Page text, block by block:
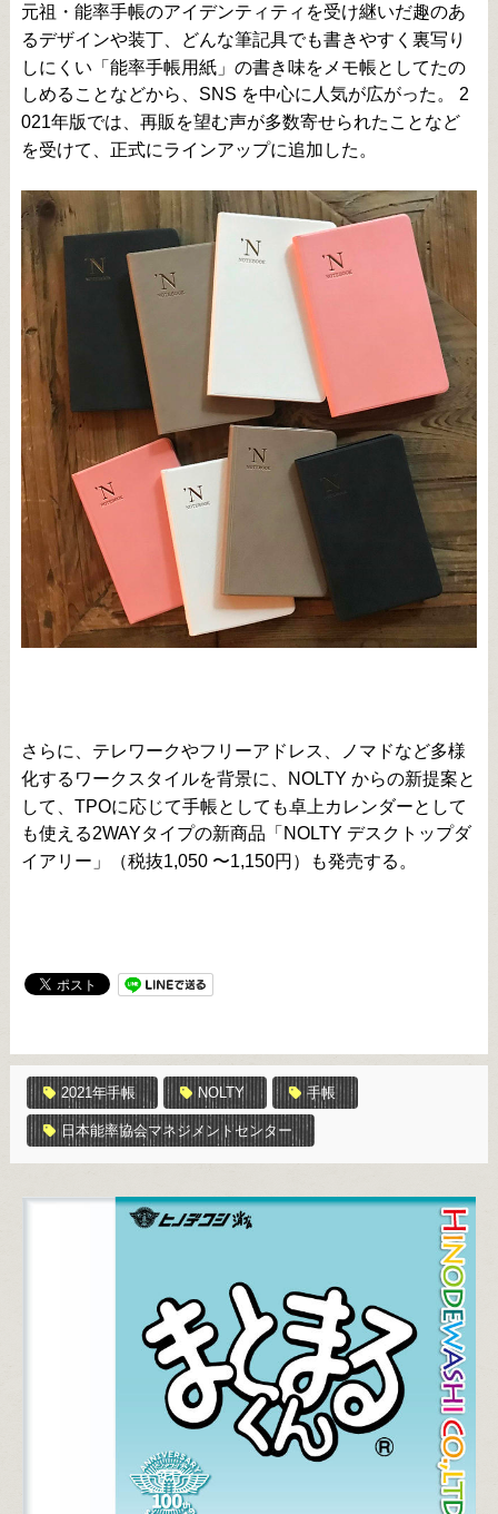
元祖・能率手帳のアイデンティティを受け継いだ趣のあ
るデザインや装丁、どんな筆記具でも書きやすく裏写り
しにくい「能率手帳用紙」の書き味をメモ帳としてたの
しめることなどから、SNS を中心に人気が広がった。 2
021年版では、再販を望む声が多数寄せられたことなど
を受けて、正式にラインアップに追加した。
さらに、テレワークやフリーアドレス、ノマドなど多様
化するワークスタイルを背景に、NOLTY からの新提案と
して、TPOに応じて手帳としても卓上カレンダーとして
も使える2WAYタイプの新商品「NOLTY デスクトップダ
イアリー」（税抜1,050 〜1,150円）も発売する。
2021年手帳 NOLTY 手帳
日本能率協会マネジメントセンター